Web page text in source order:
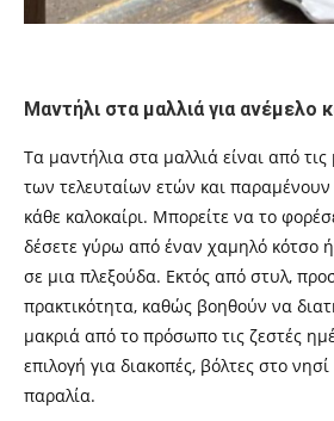
Μαντήλι στα μαλλιά για ανέμελο
Τα μαντήλια στα μαλλιά είναι από τις
των τελευταίων ετών και παραμένουν
κάθε καλοκαίρι. Μπορείτε να το
δέσετε γύρω από έναν χαμηλό κότσο
σε μια πλεξούδα. Εκτός από στυλ,
πρακτικότητα, καθώς βοηθούν να
μακριά από το πρόσωπο τις ζεστές
επιλογή για διακοπές, βόλτες στο
παραλία.